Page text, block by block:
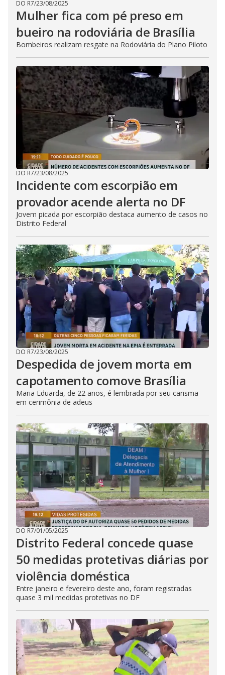
DO R7/23/08/2025
Mulher fica com pé preso em
bueiro na rodoviária de Brasília
Bombeiros realizam resgate na Rodoviária do Plano Piloto
DO R7/23/08/2025
Incidente com escorpião em
provador acende alerta no DF
Jovem picada por escorpião destaca aumento de casos no
Distrito Federal
DO R7/23/08/2025
Despedida de jovem morta em
capotamento comove Brasília
Maria Eduarda, de 22 anos, é lembrada por seu carisma
em cerimônia de adeus
DO R7/01/05/2025
Distrito Federal concede quase
50 medidas protetivas diárias por
violência doméstica
Entre janeiro e fevereiro deste ano, foram registradas
quase 3 mil medidas protetivas no DF